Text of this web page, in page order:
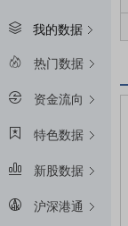
我的数据
热门数据
资金流向
特色数据
新股数据
沪深港通